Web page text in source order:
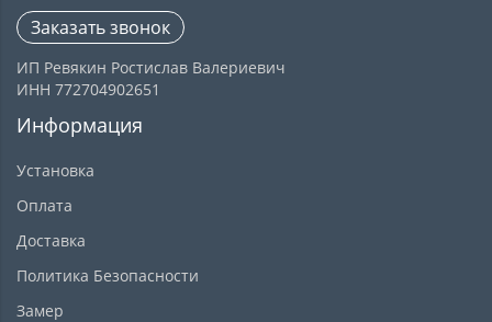
Заказать звонок
ИП Ревякин Ростислав Валериевич
ИНН 772704902651
Информация
Установка
Оплата
Доставка
Политика Безопасности
Замер